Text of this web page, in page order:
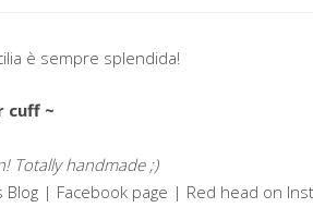
è sempre splendida!
cuff ~
Totally handmade ;)
Blog | Facebook page | Red head on